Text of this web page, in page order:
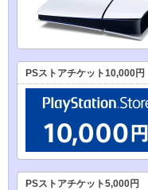
PSストアチケット10,000円
PSストアチケット5,000円